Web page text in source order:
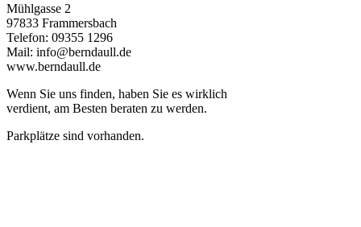
Mühlgasse 2
97833 Frammersbach
Telefon: 09355 1296
Mail: info@berndaull.de
www.berndaull.de
Wenn Sie uns finden, haben Sie es wirklich
verdient, am Besten beraten zu werden.
Parkplätze sind vorhanden.